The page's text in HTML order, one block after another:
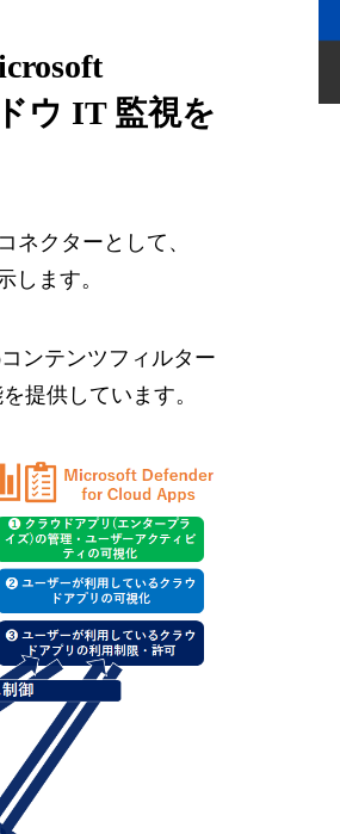
ウ IT 監視を
ネクターとして、
します。
ンテンツフィルター
提供しています。